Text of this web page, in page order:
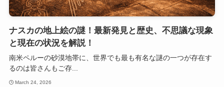
ナスカの地上絵の謎！最新発見と歴史、不思議な現象
と現在の状況を解説！
南米ペルーの砂漠地帯に、世界でも最も有名な謎の一つが存在す
るのは皆さんもご存...
March 24, 2026